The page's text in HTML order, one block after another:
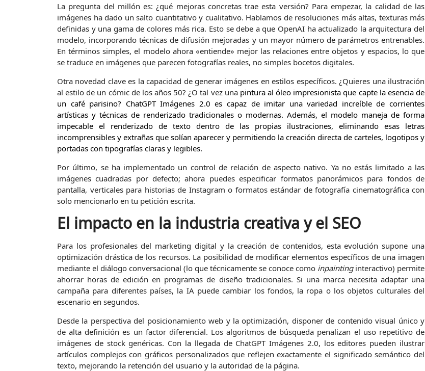
La pregunta del millón es: ¿qué mejoras concretas trae esta versión? Para empezar, la calidad de las
imágenes ha dado un salto cuantitativo y cualitativo. Hablamos de resoluciones más altas, texturas más
definidas y una gama de colores más rica. Esto se debe a que OpenAI ha actualizado la arquitectura del
modelo, incorporando técnicas de difusión mejoradas y un mayor número de parámetros entrenables.
En términos simples, el modelo ahora «entiende» mejor las relaciones entre objetos y espacios, lo que
se traduce en imágenes que parecen fotografías reales, no simples bocetos digitales.
Otra novedad clave es la capacidad de generar imágenes en estilos específicos. ¿Quieres una ilustración
al estilo de un cómic de los años 50? ¿O tal vez una pintura al óleo impresionista que capte la esencia de
un café parisino? ChatGPT Imágenes 2.0 es capaz de imitar una variedad increíble de corrientes
artísticas y técnicas de renderizado tradicionales o modernas. Además, el modelo maneja de forma
impecable el renderizado de texto dentro de las propias ilustraciones, eliminando esas letras
incomprensibles y extrañas que solían aparecer y permitiendo la creación directa de carteles, logotipos y
portadas con tipografías claras y legibles.
Por último, se ha implementado un control de relación de aspecto nativo. Ya no estás limitado a las
imágenes cuadradas por defecto; ahora puedes especificar formatos panorámicos para fondos de
pantalla, verticales para historias de Instagram o formatos estándar de fotografía cinematográfica con
solo mencionarlo en tu petición escrita.
El impacto en la industria creativa y el SEO
Para los profesionales del marketing digital y la creación de contenidos, esta evolución supone una
optimización drástica de los recursos. La posibilidad de modificar elementos específicos de una imagen
mediante el diálogo conversacional (lo que técnicamente se conoce como inpaintinginteractivo) permite
ahorrar horas de edición en programas de diseño tradicionales. Si una marca necesita adaptar una
campaña para diferentes países, la IA puede cambiar los fondos, la ropa o los objetos culturales del
escenario en segundos.
Desde la perspectiva del posicionamiento web y la optimización, disponer de contenido visual único y
de alta definición es un factor diferencial. Los algoritmos de búsqueda penalizan el uso repetitivo de
imágenes de stock genéricas. Con la llegada de ChatGPT Imágenes 2.0, los editores pueden ilustrar
artículos complejos con gráficos personalizados que reflejen exactamente el significado semántico del
texto, mejorando la retención del usuario y la autoridad de la página.